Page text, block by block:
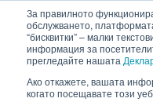
За правилното
обслужването,
“бисквитки” – малки
информация за
прегледайте нашата
Ако откажете, вашата
когато посещавате този
HENNLICH